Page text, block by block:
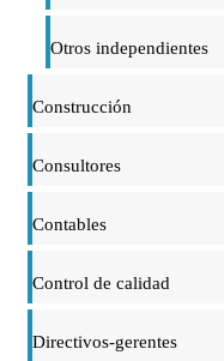
Otros independientes
Construcción
Consultores
Contables
Control de calidad
Directivos-gerentes